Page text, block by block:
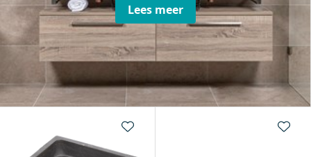
Lees meer